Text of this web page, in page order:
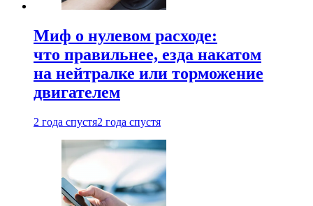
Миф о нулевом расходе:
что правильнее, езда накатом
на нейтралке или торможение
двигателем
2 года спустя2 года спустя